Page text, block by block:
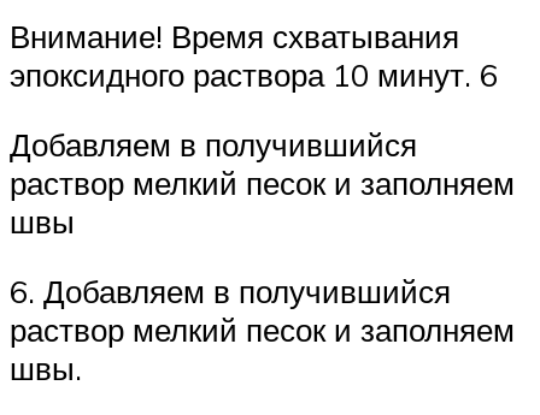
Внимание! Время схватывания
эпоксидного раствора 10 минут. 6
Добавляем в получившийся
раствор мелкий песок и заполняем
швы
6. Добавляем в получившийся
раствор мелкий песок и заполняем
швы.